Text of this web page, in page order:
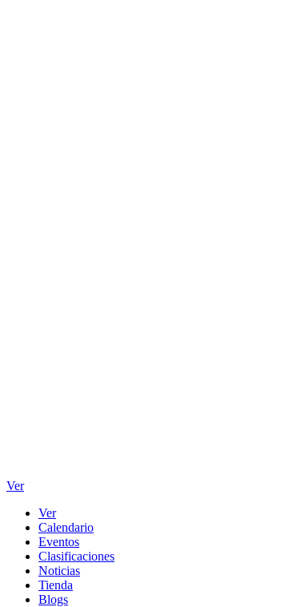
Ver
Ver
Calendario
Eventos
Clasificaciones
Noticias
Tienda
Blogs